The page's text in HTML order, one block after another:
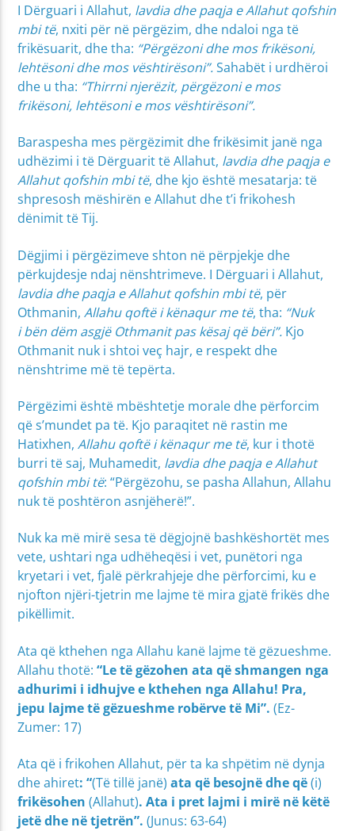
I Dërguari i Allahut, lavdia dhe paqja e Allahut qofshin
mbi të, nxiti për në përgëzim, dhe ndaloi nga të
frikësuarit, dhe tha: “Përgëzoni dhe mos frikësoni,
lehtësoni dhe mos vështirësoni”.Sahabët i urdhëroi
dhe u tha: “Thirrni njerëzit, përgëzoni e mos
frikësoni, lehtësoni e mos vështirësoni”.
Baraspesha mes përgëzimit dhe frikësimit janë nga
udhëzimi i të Dërguarit të Allahut, lavdia dhe paqja e
Allahut qofshin mbi të, dhe kjo është mesatarja: të
shpresosh mëshirën e Allahut dhe t’i frikohesh
dënimit të Tij.
Dëgjimi i përgëzimeve shton në përpjekje dhe
përkujdesje ndaj nënshtrimeve. I Dërguari i Allahut,
lavdia dhe paqja e Allahut qofshin mbi të, për
Othmanin,Allahu qoftë i kënaqur me të, tha: “Nuk
i bën dëm asgjë Othmanit pas kësaj që bëri”. Kjo
Othmanit nuk i shtoi veç hajr, e respekt dhe
nënshtrime më të tepërta.
Përgëzimi është mbështetje morale dhe përforcim
që s’mundet pa të. Kjo paraqitet në rastin me
Hatixhen,Allahu qoftë i kënaqur me të, kur i thotë
burri të saj, Muhamedit, lavdia dhe paqja e Allahut
qofshin mbi të: “Përgëzohu, se pasha Allahun, Allahu
nuk të poshtëron asnjëherë!”.
Nuk ka më mirë sesa të dëgjojnë bashkëshortët mes
vete, ushtari nga udhëheqësi i vet, punëtori nga
kryetari i vet, fjalë përkrahjeje dhe përforcimi, ku e
njofton njëri-tjetrin me lajme të mira gjatë frikës dhe
pikëllimit.
Ata që kthehen nga Allahu kanë lajme të gëzueshme.
Allahu thotë:“Le të gëzohen ata që shmangen nga
adhurimi i idhujve e kthehen nga Allahu! Pra,
jepu lajme të gëzueshme robërve të Mi”. (Ez-
Zumer: 17)
Ata që i frikohen Allahut, për ta ka shpëtim në dynja
dhe ahiret: “(Të tillë janë)ata që besojnë dhe që(i)
frikësohen(Allahut). Ata i pret lajmi i mirë në këtë
jetë dhe në tjetrën”. (Junus: 63-64)